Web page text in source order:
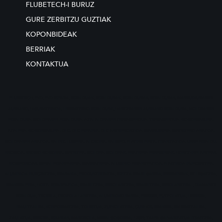
FLUBETECH-I BURUZ
GURE ZERBITZU GUZTIAK
KOPONBIDEAK
BERRIAK
KONTAKTUA